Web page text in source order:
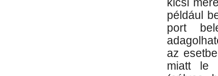
kicsi
például
port
az
miatt le